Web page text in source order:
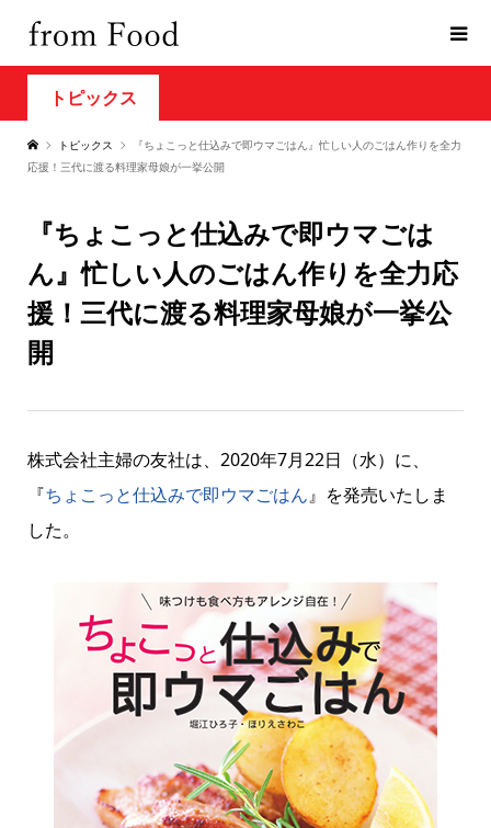
トピックス
トピックス
『ちょこっと仕込みで即ウマごはん』忙しい人のごはん作りを全力
応援！三代に渡る料理家母娘が一挙公開
『ちょこっと仕込みで即ウマごは
ん』忙しい人のごはん作りを全力応
援！三代に渡る料理家母娘が一挙公
開
株式会社主婦の友社は、2020年7月22日（水）に、
『ちょこっと仕込みで即ウマごはん』を発売いたしま
した。